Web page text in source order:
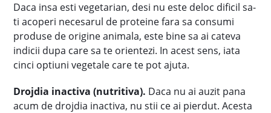
Daca insa esti vegetarian, desi nu este deloc dificil sa-
ti acoperi necesarul de proteine fara sa consumi
produse de origine animala, este bine sa ai cateva
indicii dupa care sa te orientezi. In acest sens, iata
cinci optiuni vegetale care te pot ajuta.
Drojdia inactiva (nutritiva). Daca nu ai auzit pana
acum de drojdia inactiva, nu stii ce ai pierdut. Acesta